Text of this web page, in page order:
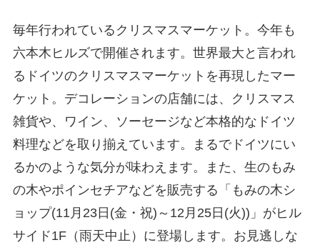
毎年行われているクリスマスマーケット。今年も
六本木ヒルズで開催されます。世界最大と言われ
るドイツのクリスマスマーケットを再現したマー
ケット。デコレーションの店舗には、クリスマス
雑貨や、ワイン、ソーセージなど本格的なドイツ
料理などを取り揃えています。まるでドイツにい
るかのような気分が味わえます。また、生のもみ
の木やポインセチアなどを販売する「もみの木シ
ョップ(11月23日(金・祝)～12月25日(火))」がヒル
サイド1F（雨天中止）に登場します。お見逃しな